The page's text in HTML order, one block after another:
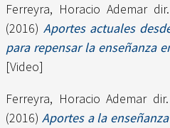
Ferreyra, Horacio Ademar dir.
(2016) Aportes actuales
para repensar la enseñanza
[Video]
Ferreyra, Horacio Ademar dir.
(2016)Aportes a la